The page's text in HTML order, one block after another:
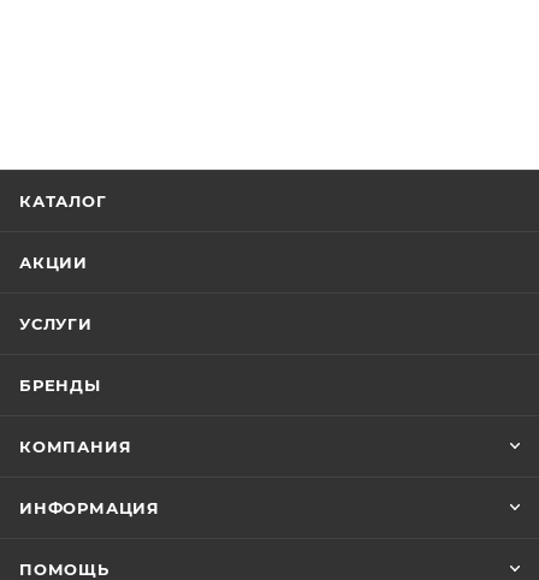
КАТАЛОГ
АКЦИИ
УСЛУГИ
БРЕНДЫ
КОМПАНИЯ
ИНФОРМАЦИЯ
ПОМОЩЬ